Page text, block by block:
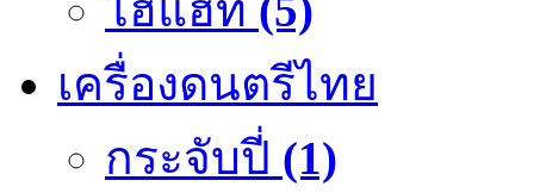
เครื่องดนตรีไทย
กระจับปี่ (1)